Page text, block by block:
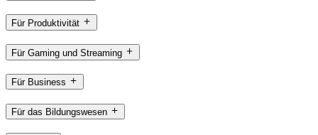
Für Produktivität
Für Gaming und Streaming
Für Business
Für das Bildungswesen